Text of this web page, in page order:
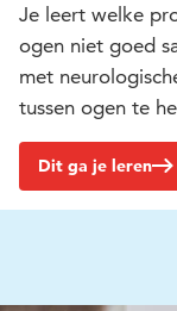
Je leert welke
ogen niet goed
met
tussen ogen te
Dit ga je leren